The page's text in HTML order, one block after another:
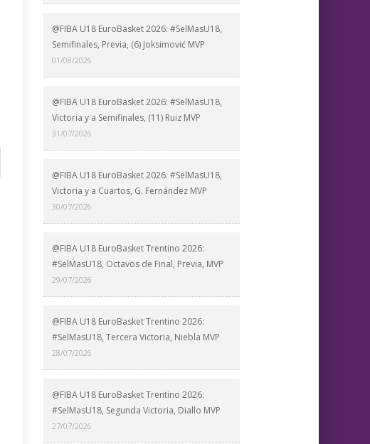
@FIBA U18 EuroBasket 2026: #SelMasU18,
Semifinales, Previa, (6) Joksimović MVP
01/08/2026
@FIBA U18 EuroBasket 2026: #SelMasU18,
Victoria y a Semifinales, (11) Ruiz MVP
31/07/2026
@FIBA U18 EuroBasket 2026: #SelMasU18,
Victoria y a Cuartos, G. Fernández MVP
30/07/2026
@FIBA U18 EuroBasket Trentino 2026:
#SelMasU18, Octavos de Final, Previa, MVP
29/07/2026
@FIBA U18 EuroBasket Trentino 2026:
#SelMasU18, Tercera Victoria, Niebla MVP
28/07/2026
@FIBA U18 EuroBasket Trentino 2026:
#SelMasU18, Segunda Victoria, Diallo MVP
27/07/2026